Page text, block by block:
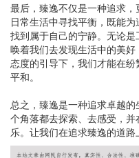
最后，臻逸不仅是一种追求
日常生活中寻找平衡，既能
找到属于自己的宁静。无论
唤着我们去发现生活中的美
态度的引导下，我们才能在
平和。
总之，臻逸是一种追求卓越
个角落都去探索、去感受，
乐。让我们在追求臻逸的道路